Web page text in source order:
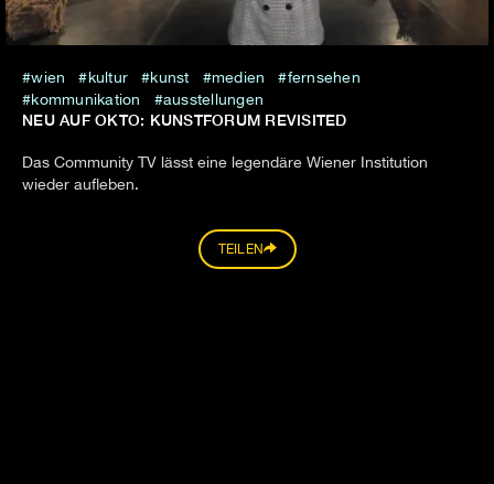
wien kultur kunst medien
fernsehen
kommunikation
ausstellungen
NEU AUF OKTO: KUNSTFORUM REVISITED
Das Community TV lässt eine legendäre Wiener Institution
wieder aufleben.
TEILEN